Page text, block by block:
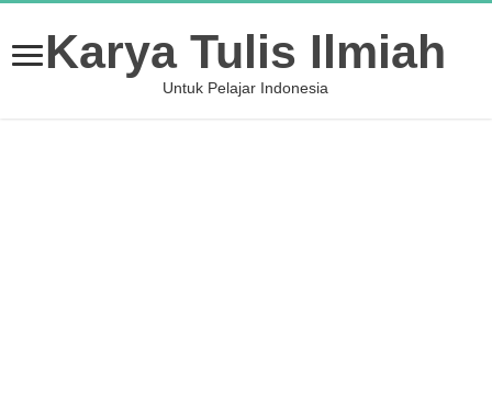
Karya Tulis Ilmiah
Untuk Pelajar Indonesia